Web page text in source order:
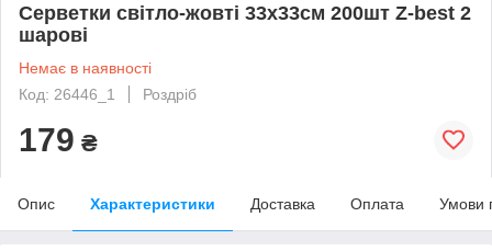
Серветки світло-жовті 33х33см 200шт Z-best 2
шарові
Немає в наявності
Код: 26446_1
Роздріб
179 ₴
Опис Характеристики Доставка Оплата Умови